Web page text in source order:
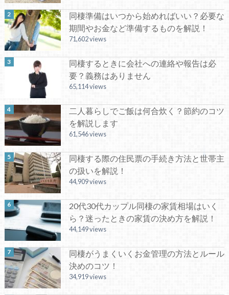
同棲準備はいつから始めればいい？必要な
期間やお金など準備するものを解説！
71,602 views
同棲するときに会社への連絡や報告は必
要？義務はありません
65,114 views
二人暮らしでご飯は何合炊く？節約のコツ
を解説します
61,546 views
同棲する際の住民票の手続き方法と世帯主
の扱いを解説！
44,909 views
20代30代カップル同棲の家賃相場はいく
ら？迷ったときの家賃の決め方を解説！
44,149 views
同棲がうまくいくお金管理の方法とルール
決めのコツ！
34,919 views